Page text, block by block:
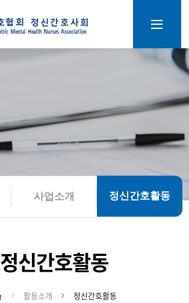
사업소개 정신간호활동
정신간호활동
활동소개 정신간호활동